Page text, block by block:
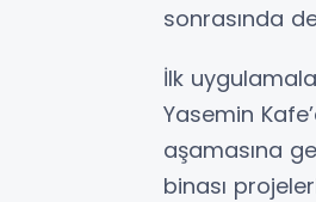
sonrasında
İlk
Yasemin
aşamasına
binası